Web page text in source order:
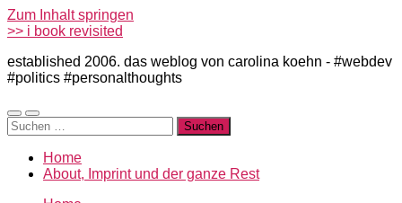
Zum Inhalt springen
>> i book revisited
established 2006. das weblog von carolina koehn - #webdev
#politics #personalthoughts
Mobile-
Menü
Suchfeld
ein-/ausblenden
Suchen
nach:
Home
About, Imprint und der ganze Rest